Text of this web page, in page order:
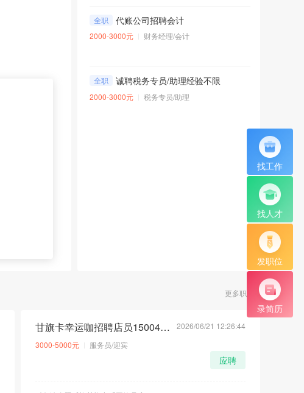
找工作
找人才
发职位
录简历
全职 代账公司招聘会计
2000-3000元 财务经理/会计
全职 诚聘税务专员/助理经验不限
2000-3000元 税务专员/助理
更多职位
2026/06/21 12:26:44
甘旗卡幸运咖招聘店员15004898436 微同
荐
3000-5000元
服务员/迎宾
应聘